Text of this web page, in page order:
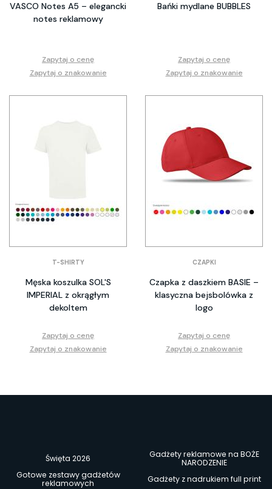
VASCO Notes A5 – elegancki
notes reklamowy
Zapytaj o cenę
Zapytaj o znakowanie
Bańki mydlane BUBBLES
Zapytaj o cenę
Zapytaj o znakowanie
T-SHIRTY
Męska koszulka SOL'S
IMPERIAL z okrągłym
dekoltem
Zapytaj o cenę
Zapytaj o znakowanie
CZAPKI
Czapka z daszkiem BASIE –
klasyczna bejsbolówka z
logo
Zapytaj o cenę
Zapytaj o znakowanie
Święta 2026
Gadżety reklamowe na BOŻE
NARODZENIE
Gotowe zestawy gadżetów
reklamowych
Gadżety z nadrukiem full print